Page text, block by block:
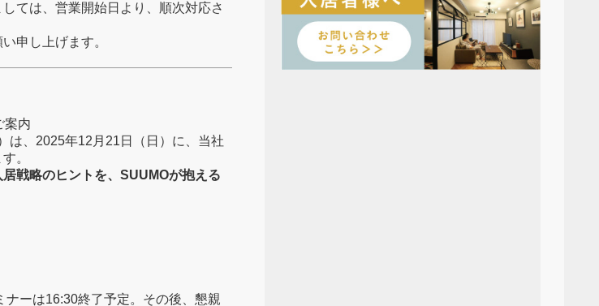
ては、営業開始日より、順次対応さ
申し上げます。
案内
は、2025年12月21日（日）に、当社
。
戦略のヒントを、SUUMOが抱える
ーは16:30終了予定。その後、懇親